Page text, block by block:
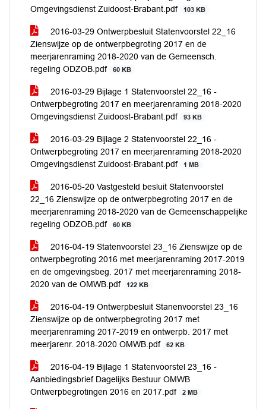
Omgevingsdienst Zuidoost-Brabant.pdf
103 KB
2016-03-29 Ontwerpbesluit Statenvoorstel 22_16
Zienswijze op de ontwerpbegroting 2017 en de
meerjarenraming 2018-2020 van de Gemeensch.
regeling ODZOB.pdf
60 KB
2016-03-29 Bijlage 1 Statenvoorstel 22_16 -
Ontwerpbegroting 2017 en meerjarenraming 2018-2020
Omgevingsdienst Zuidoost-Brabant.pdf
93 KB
2016-03-29 Bijlage 2 Statenvoorstel 22_16 -
Ontwerpbegroting 2017 en meerjarenraming 2018-2020
Omgevingsdienst Zuidoost-Brabant.pdf
1 MB
2016-05-20 Vastgesteld besluit Statenvoorstel
22_16 Zienswijze op de ontwerpbegroting 2017 en de
meerjarenraming 2018-2020 van de Gemeenschappelijke
regeling ODZOB.pdf
60 KB
2016-04-19 Statenvoorstel 23_16 Zienswijze op de
ontwerpbegroting 2016 met meerjarenraming 2017-2019
en de omgevingsbeg. 2017 met meerjarenraming 2018-
2020 van de OMWB.pdf
122 KB
2016-04-19 Ontwerpbesluit Stanenvoorstel 23_16
Zienswijze op de ontwerpbegroting 2017 met
meerjarenraming 2017-2019 en ontwerpb. 2017 met
meerjarenr. 2018-2020 OMWB.pdf
62 KB
2016-04-19 Bijlage 1 Statenvoorstel 23_16 -
Aanbiedingsbrief Dagelijks Bestuur OMWB
Ontwerpbegrotingen 2016 en 2017.pdf
2 MB